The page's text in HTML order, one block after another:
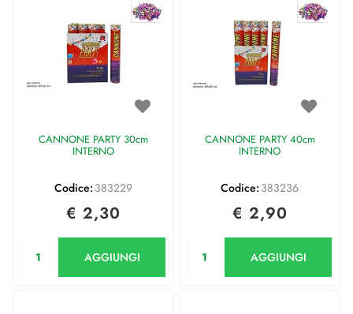
CANNONE PARTY 30cm
INTERNO
Codice: 383229
€ 2,30
AGGIUNGI
CANNONE PARTY 40cm
INTERNO
Codice: 383236
€ 2,90
AGGIUNGI